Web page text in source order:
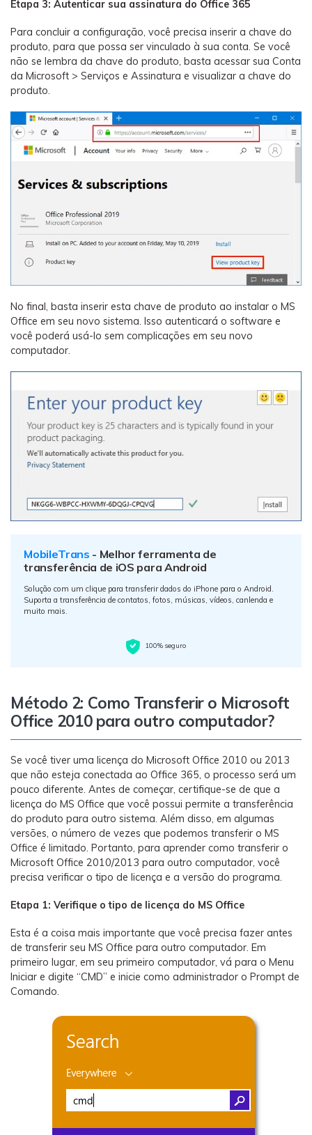
Etapa 3: Autenticar sua assinatura do Office 365
Para concluir a configuração, você precisa inserir a chave do
produto, para que possa ser vinculado à sua conta. Se você
não se lembra da chave do produto, basta acessar sua Conta
da Microsoft > Serviços e Assinatura e visualizar a chave do
produto.
No final, basta inserir esta chave de produto ao instalar o MS
Office em seu novo sistema. Isso autenticará o software e
você poderá usá-lo sem complicações em seu novo
computador.
MobileTrans - Melhor ferramenta de
transferência de iOS para Android
Solução com um clique para transferir dados do iPhone para o Android.
Suporta a transferência de contatos, fotos, músicas, vídeos, canlenda e
muito mais.
100% seguro
Método 2: Como Transferir o Microsoft
Office 2010 para outro computador?
Se você tiver uma licença do Microsoft Office 2010 ou 2013
que não esteja conectada ao Office 365, o processo será um
pouco diferente. Antes de começar, certifique-se de que a
licença do MS Office que você possui permite a transferência
do produto para outro sistema. Além disso, em algumas
versões, o número de vezes que podemos transferir o MS
Office é limitado. Portanto, para aprender como transferir o
Microsoft Office 2010/2013 para outro computador, você
precisa verificar o tipo de licença e a versão do programa.
Etapa 1: Verifique o tipo de licença do MS Office
Esta é a coisa mais importante que você precisa fazer antes
de transferir seu MS Office para outro computador. Em
primeiro lugar, em seu primeiro computador, vá para o Menu
Iniciar e digite “CMD” e inicie como administrador o Prompt de
Comando.